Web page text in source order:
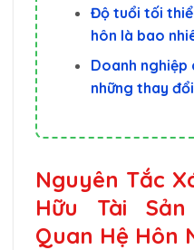
Độ tuổi tối
hôn là bao
Doanh nghiệp
những thay
Nguyên Tắc
Hữu Tài
Quan Hệ Hôn